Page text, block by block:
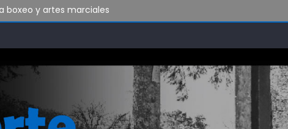
vamos a soportar todo esto?